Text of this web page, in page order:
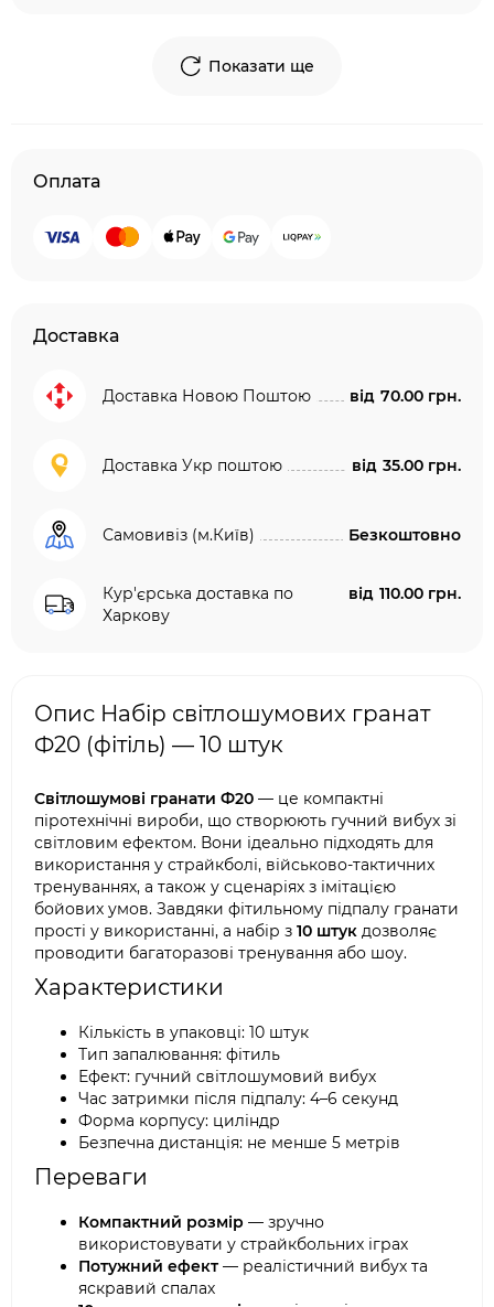
Показати ще
Оплата
Доставка
Доставка Новою Поштою від 70.00 грн.
Доставка Укр поштою від 35.00 грн.
Самовивіз (м.Київ) Безкоштовно
Кур'єрська доставка по
Харкову
від 110.00 грн.
Опис Набір світлошумових гранат
Ф20 (фітіль) — 10 штук
Світлошумові гранати Ф20 — це компактні
піротехнічні вироби, що створюють гучний вибух зі
світловим ефектом. Вони ідеально підходять для
використання у страйкболі, військово-тактичних
тренуваннях, а також у сценаріях з імітацією
бойових умов. Завдяки фітильному підпалу гранати
прості у використанні, а набір з 10 штук дозволяє
проводити багаторазові тренування або шоу.
Характеристики
Кількість в упаковці: 10 штук
Тип запалювання: фітиль
Ефект: гучний світлошумовий вибух
Час затримки після підпалу: 4–6 секунд
Форма корпусу: циліндр
Безпечна дистанція: не менше 5 метрів
Переваги
Компактний розмір — зручно
використовувати у страйкбольних іграх
Потужний ефект— реалістичний вибух та
яскравий спалах